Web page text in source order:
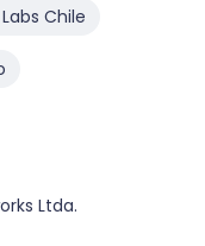
Chile
Ltda.